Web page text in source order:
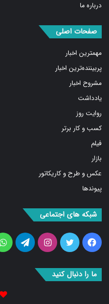
درباره ما
صفحات اصلی
مهمترین اخبار
پربیننده‌ترین اخبار
مشروح اخبار
یادداشت
روایت روز
کسب و کار برتر
فیلم
بازار
عکس و طرح و کاریکاتور
پیوندها
شبکه های اجتماعی
فیس
توییتر اینستاگرامتلگرام
ما را دنبال کنید